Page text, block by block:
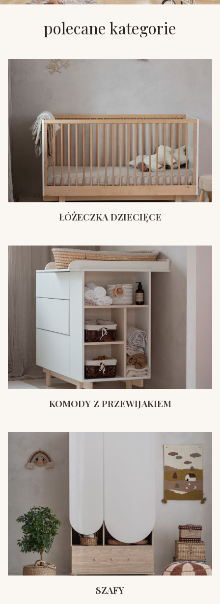
polecane kategorie
ŁÓŻECZKA DZIECIĘCE
KOMODY Z PRZEWIJAKIEM
SZAFY